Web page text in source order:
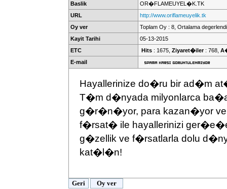
Baslik
OR�FLAMEUYEL�K.TK
URL
http://www.oriflameuyelik.tk
Oy ver
Toplam Oy : 8, Ortalama
Kayit Tarihi
05-13-2015
ETC
Hits : 1675, Ziyaret�iler: 768,
E-mail
Hayallerinize do�ru bir ad�m
T�m d�nyada milyonlarca
g�r�n�yor, para kazan�yor ve
f�rsat� ile hayallerinizi
g�zellik ve f�rsatlarla dolu
kat�l�n!